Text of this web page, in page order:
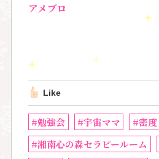
アメブロ
Like
#勉強会 #宇宙ママ
#密度
#湘南心の森セラピールーム